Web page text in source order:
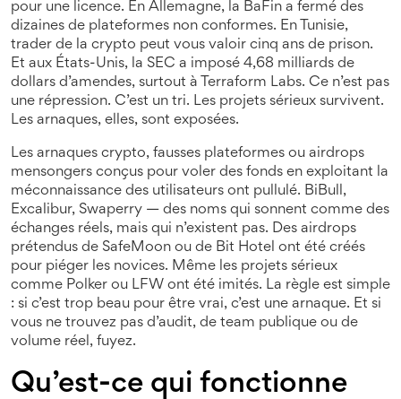
pour une licence. En Allemagne, la BaFin a fermé des
dizaines de plateformes non conformes. En Tunisie,
trader de la crypto peut vous valoir cinq ans de prison.
Et aux États-Unis, la SEC a imposé 4,68 milliards de
dollars d’amendes, surtout à Terraform Labs. Ce n’est pas
une répression. C’est un tri. Les projets sérieux survivent.
Les arnaques, elles, sont exposées.
Les arnaques crypto, fausses plateformes ou airdrops
mensongers conçus pour voler des fonds en exploitant la
méconnaissance des utilisateurs ont pullulé. BiBull,
Excalibur, Swaperry — des noms qui sonnent comme des
échanges réels, mais qui n’existent pas. Des airdrops
prétendus de SafeMoon ou de Bit Hotel ont été créés
pour piéger les novices. Même les projets sérieux
comme Polker ou LFW ont été imités. La règle est simple
: si c’est trop beau pour être vrai, c’est une arnaque. Et si
vous ne trouvez pas d’audit, de team publique ou de
volume réel, fuyez.
Qu’est-ce qui fonctionne